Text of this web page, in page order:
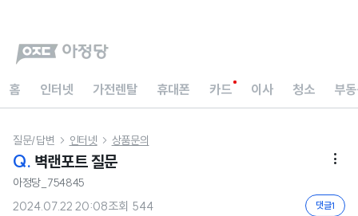
홈 인터넷 가전렌탈 휴대폰 카드 이사 청소 부
질문/답변  인터넷  상품문의
Q. 벽랜포트 질문 
아정당_754845
2024.07.22 20:08조회 544 댓글1